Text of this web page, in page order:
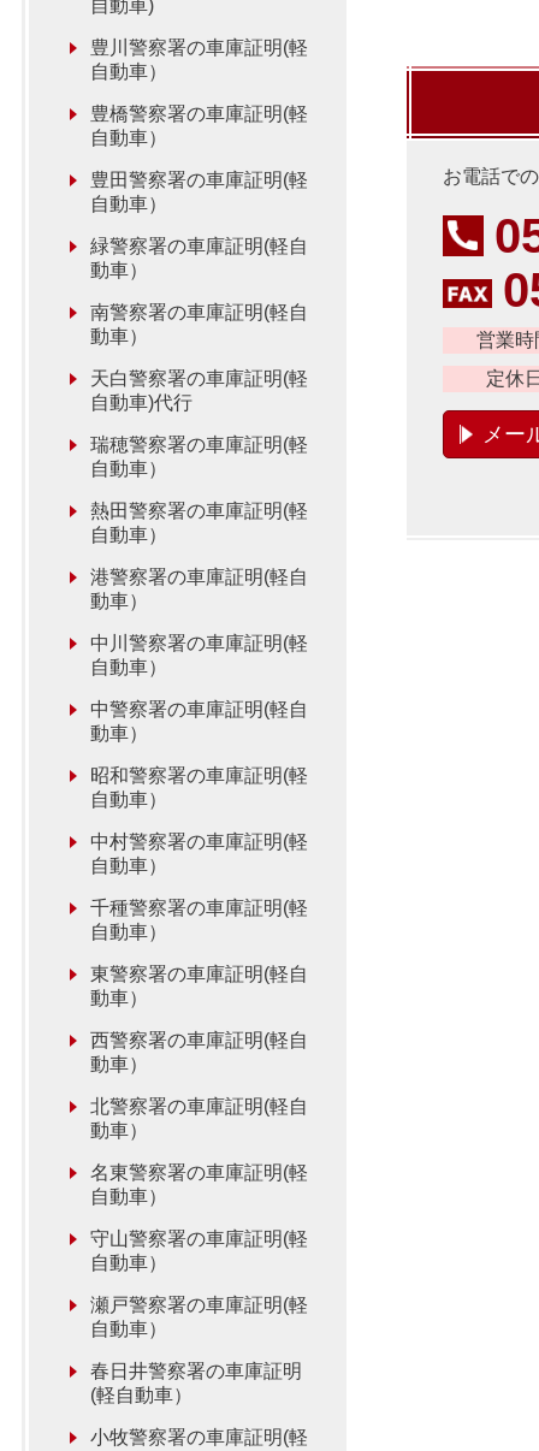
お電話で
営業時
定休
メー
自動車)
豊川警察署の車庫証明(軽
自動車）
豊橋警察署の車庫証明(軽
自動車）
豊田警察署の車庫証明(軽
自動車）
緑警察署の車庫証明(軽自
動車）
南警察署の車庫証明(軽自
動車）
天白警察署の車庫証明(軽
自動車)代行
瑞穂警察署の車庫証明(軽
自動車）
熱田警察署の車庫証明(軽
自動車）
港警察署の車庫証明(軽自
動車）
中川警察署の車庫証明(軽
自動車）
中警察署の車庫証明(軽自
動車）
昭和警察署の車庫証明(軽
自動車）
中村警察署の車庫証明(軽
自動車）
千種警察署の車庫証明(軽
自動車）
東警察署の車庫証明(軽自
動車）
西警察署の車庫証明(軽自
動車）
北警察署の車庫証明(軽自
動車）
名東警察署の車庫証明(軽
自動車）
守山警察署の車庫証明(軽
自動車）
瀬戸警察署の車庫証明(軽
自動車）
春日井警察署の車庫証明
(軽自動車）
小牧警察署の車庫証明(軽